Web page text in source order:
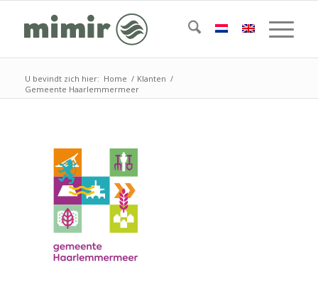
U bevindt zich hier: Home / Klanten /
Gemeente Haarlemmermeer